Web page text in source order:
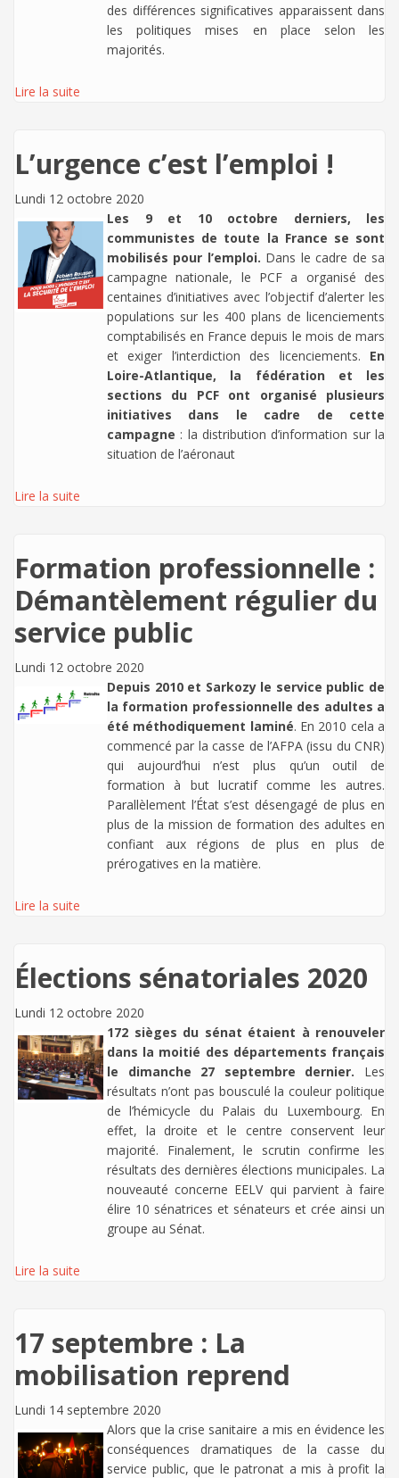
des différences significatives apparaissent dans
les politiques mises en place selon les
majorités.
Lire la suite
L’urgence c’est l’emploi !
Lundi 12 octobre 2020
Les 9 et 10 octobre derniers, les
communistes de toute la France se sont
mobilisés pour l’emploi. Dans le cadre de sa
campagne nationale, le PCF a organisé des
centaines d’initiatives avec l’objectif d’alerter les
populations sur les 400 plans de licenciements
comptabilisés en France depuis le mois de mars
et exiger l’interdiction des licenciements. En
Loire-Atlantique, la fédération et les
sections du PCF ont organisé plusieurs
initiatives dans le cadre de cette
campagne : la distribution d’information sur la
situation de l’aéronaut
Lire la suite
Formation professionnelle :
Démantèlement régulier du
service public
Lundi 12 octobre 2020
Depuis 2010 et Sarkozy le service public de
la formation professionnelle des adultes a
été méthodiquement laminé. En 2010 cela a
commencé par la casse de l’AFPA (issu du CNR)
qui aujourd’hui n’est plus qu’un outil de
formation à but lucratif comme les autres.
Parallèlement l’État s’est désengagé de plus en
plus de la mission de formation des adultes en
confiant aux régions de plus en plus de
prérogatives en la matière.
Lire la suite
Élections sénatoriales 2020
Lundi 12 octobre 2020
172 sièges du sénat étaient à renouveler
dans la moitié des départements français
le dimanche 27 septembre dernier. Les
résultats n’ont pas bousculé la couleur politique
de l’hémicycle du Palais du Luxembourg. En
effet, la droite et le centre conservent leur
majorité. Finalement, le scrutin confirme les
résultats des dernières élections municipales. La
nouveauté concerne EELV qui parvient à faire
élire 10 sénatrices et sénateurs et crée ainsi un
groupe au Sénat.
Lire la suite
17 septembre : La
mobilisation reprend
Lundi 14 septembre 2020
Alors que la crise sanitaire a mis en évidence les
conséquences dramatiques de la casse du
service public, que le patronat a mis à profit la